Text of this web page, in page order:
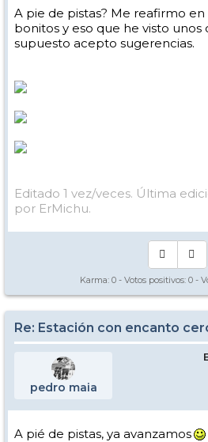
A pie de pistas? Me reafirmo
bonitos y eso que he visto
supuesto acepto sugerencias.
Editado 1 vez/veces. Última
por ErMichu.
Karma: 0 - Votos positivos: 0 -
Re: Estación con encanto
pedro maia
A pié de pistas, ya avanzamos